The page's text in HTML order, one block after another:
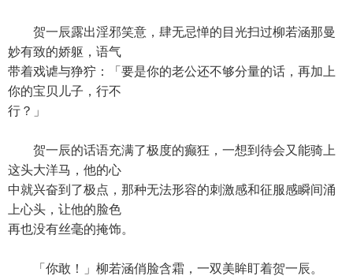
贺一辰露出淫邪笑意，肆无忌惮的目光扫过柳若涵那曼
妙有致的娇躯，语气
带着戏谑与狰狞：「要是你的老公还不够分量的话，再加上
你的宝贝儿子，行不
行？」
贺一辰的话语充满了极度的癫狂，一想到待会又能骑上
这头大洋马，他的心
中就兴奋到了极点，那种无法形容的刺激感和征服感瞬间涌
上心头，让他的脸色
再也没有丝毫的掩饰。
「你敢！」柳若涵俏脸含霜，一双美眸盯着贺一辰。